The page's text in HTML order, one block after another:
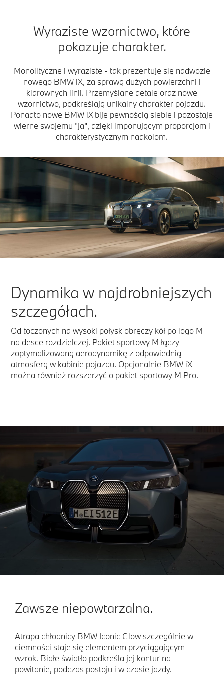
Wyraziste wzornictwo, które
pokazuje charakter.
Monolityczne i wyraziste - tak prezentuje się nadwozie
nowego BMW iX, za sprawą dużych powierzchni i
klarownych linii. Przemyślane detale oraz nowe
wzornictwo, podkreślają unikalny charakter pojazdu.
Ponadto nowe BMW iX bije pewnością siebie i pozostaje
wierne swojemu "ja", dzięki imponującym proporcjom i
charakterystycznym nadkolom.
Dynamika w najdrobniejszych
szczegółach.
Od toczonych na wysoki połysk obręczy kół po logo M
na desce rozdzielczej. Pakiet sportowy M łączy
zoptymalizowaną aerodynamikę z odpowiednią
atmosferą w kabinie pojazdu. Opcjonalnie BMW iX
można również rozszerzyć o pakiet sportowy M Pro.
Zawsze niepowtarzalna.
Atrapa chłodnicy BMW Iconic Glow szczególnie w
ciemności staje się elementem przyciągającym
wzrok. Białe światło podkreśla jej kontur na
powitanie, podczas postoju i w czasie jazdy.